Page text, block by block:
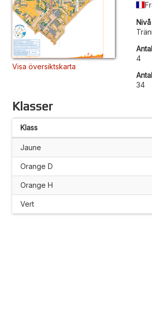
Visa översiktskarta
Nivå
4
34
Klasser
Klass
Jaune
Orange D
Orange H
Vert